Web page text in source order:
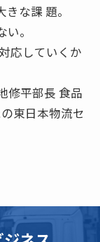
な課 題。
。
応していくか
修平部長 食品
東日本物流セ